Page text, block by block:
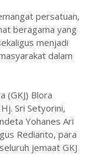
persatuan,
beragama yang
menjadi
dalam
(GKJ) Blora
Sri Setyorini,
Yohanes Ari
Redianto, para
jemaat GKJ